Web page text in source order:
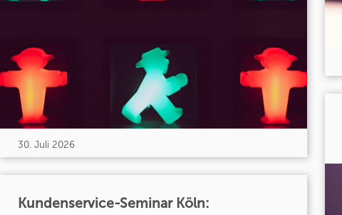
30. Juli 2026
Kundenservice-Seminar Köln: